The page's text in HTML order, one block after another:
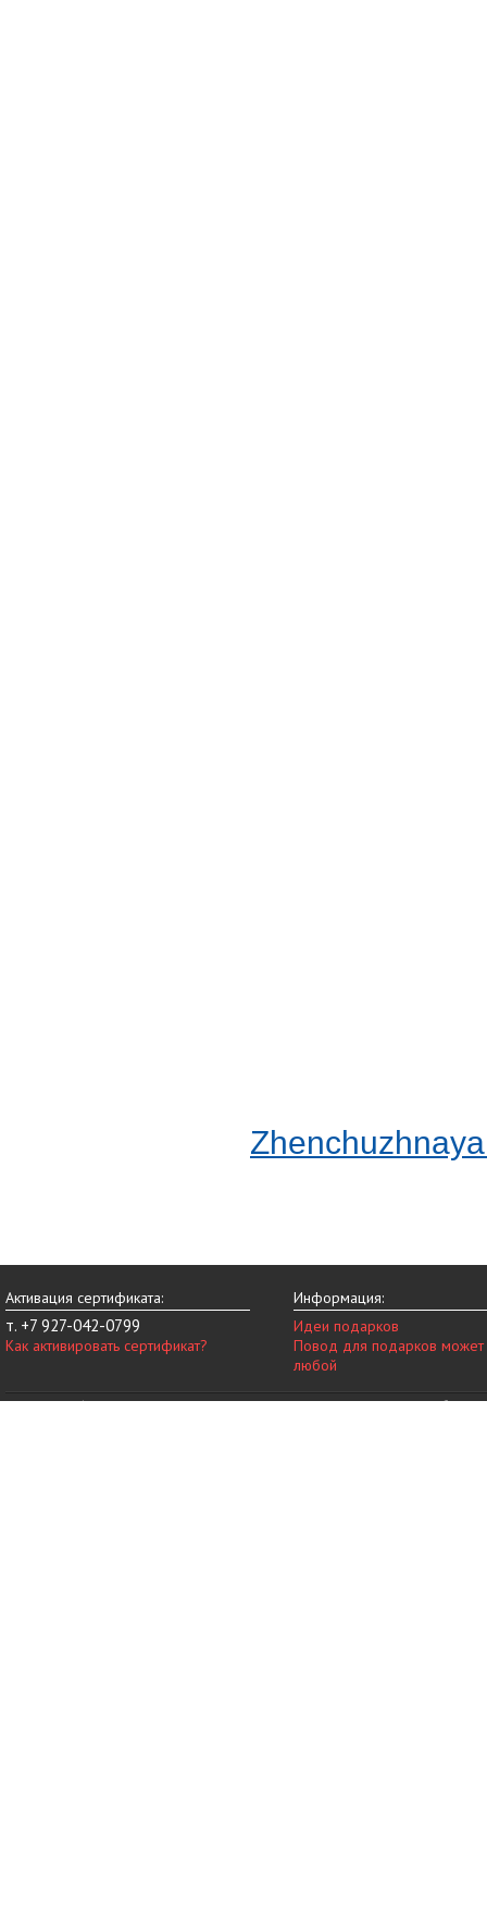
Активация сертификата:
т. +7 927-042-0799
Как активировать сертификат?
Информация:
Идеи подарков
Повод для подарков может
любой
© 2014-2026 vip-vnovinky.ru – магазин подарочных сертификатов в